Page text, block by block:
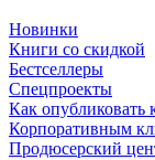
Новинки
Книги со скидкой
Бестселлеры
Спецпроекты
Как опубликовать
Корпоративным
Продюсерский